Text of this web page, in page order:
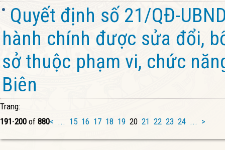
Quyết định số 21/QĐ-
hành chính được sửa đổi,
sở thuộc phạm vi, chức
Biên
Trang:
191-200 of 880< ... 15 16 17 18 19 20 21 22 23 24 ... >